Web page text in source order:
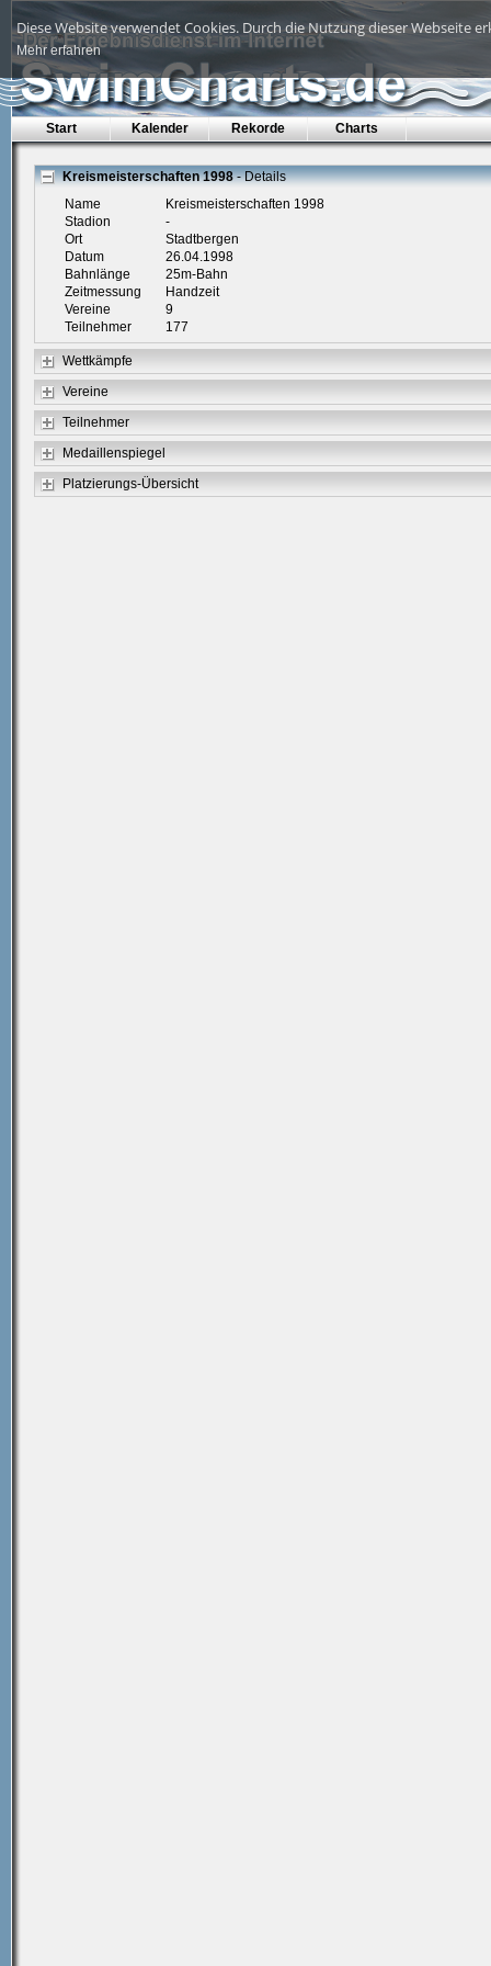
Diese Website verwendet Cookies. Durch die Nutzung dieser Webseite
Mehr erfahren
Start Kalender Rekorde Charts
Kreismeisterschaften 1998- Details
Name
Kreismeisterschaften 1998
Stadion
-
Ort
Stadtbergen
Datum
26.04.1998
Bahnlänge
25m-Bahn
Zeitmessung
Handzeit
Vereine
9
Teilnehmer
177
Wettkämpfe
Vereine
Teilnehmer
Medaillenspiegel
Platzierungs-Übersicht